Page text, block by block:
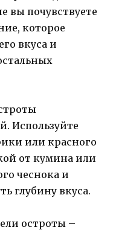
вы почувствуете
которое
вкуса и
Используйте
или красного
от кумина или
чеснока и
глубину вкуса.
остроты –